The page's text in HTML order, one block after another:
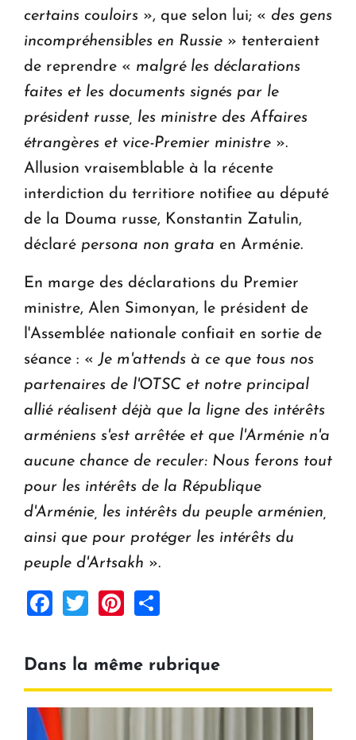
certains couloirs », que selon lui; « des gens
incompréhensibles en Russie » tenteraient
de reprendre « malgré les déclarations
faites et les documents signés par le
président russe, les ministre des Affaires
étrangères et vice-Premier ministre ».
Allusion vraisemblable à la récente
interdiction du territiore notifiee au député
de la Douma russe, Konstantin Zatulin,
déclaré persona non grata en Arménie.
En marge des déclarations du Premier
ministre, Alen Simonyan, le président de
l'Assemblée nationale confiait en sortie de
séance : « Je m'attends à ce que tous nos
partenaires de l'OTSC et notre principal
allié réalisent déjà que la ligne des intérêts
arméniens s'est arrêtée et que l'Arménie n'a
aucune chance de reculer: Nous ferons tout
pour les intérêts de la République
d'Arménie, les intérêts du peuple arménien,
ainsi que pour protéger les intérêts du
peuple d'Artsakh ».
Facebook
TwitterPinterest
Dans la même rubrique